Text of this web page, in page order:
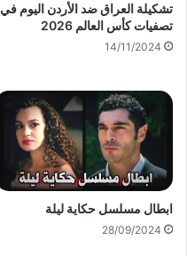
تشكيلة العراق ضد الأردن اليوم في
تصفيات كأس العالم 2026
14/11/2024
ابطال مسلسل حكاية ليلة
28/09/2024